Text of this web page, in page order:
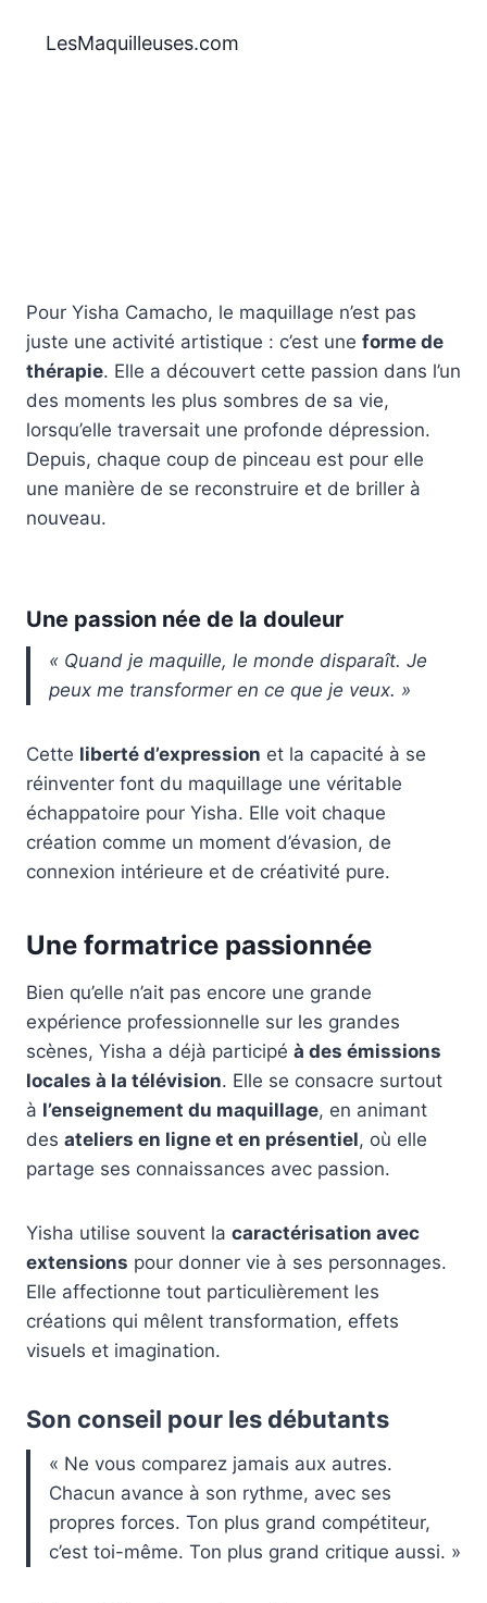
LesMaquilleuses.com
Pour Yisha Camacho, le maquillage n’est pas
juste une activité artistique : c’est une forme de
thérapie. Elle a découvert cette passion dans l’un
des moments les plus sombres de sa vie,
lorsqu’elle traversait une profonde dépression.
Depuis, chaque coup de pinceau est pour elle
une manière de se reconstruire et de briller à
nouveau.
Une passion née de la douleur
« Quand je maquille, le monde disparaît. Je
peux me transformer en ce que je veux. »
Cette liberté d’expression et la capacité à se
réinventer font du maquillage une véritable
échappatoire pour Yisha. Elle voit chaque
création comme un moment d’évasion, de
connexion intérieure et de créativité pure.
Une formatrice passionnée
Bien qu’elle n’ait pas encore une grande
expérience professionnelle sur les grandes
scènes, Yisha a déjà participé à des émissions
locales à la télévision. Elle se consacre surtout
à l’enseignement du maquillage, en animant
des ateliers en ligne et en présentiel, où elle
partage ses connaissances avec passion.
Yisha utilise souvent la caractérisation avec
extensions pour donner vie à ses personnages.
Elle affectionne tout particulièrement les
créations qui mêlent transformation, effets
visuels et imagination.
Son conseil pour les débutants
« Ne vous comparez jamais aux autres.
Chacun avance à son rythme, avec ses
propres forces. Ton plus grand compétiteur,
c’est toi-même. Ton plus grand critique aussi. »